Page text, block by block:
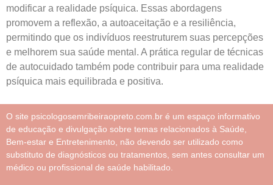
modificar a realidade psíquica. Essas abordagens
promovem a reflexão, a autoaceitação e a resiliência,
permitindo que os indivíduos reestruturem suas percepções
e melhorem sua saúde mental. A prática regular de técnicas
de autocuidado também pode contribuir para uma realidade
psíquica mais equilibrada e positiva.
O site psicologosemribeiraopreto.com.br é um espaço informativo
de educação e divulgação sobre temas relacionados à Saúde,
Bem-estar e Entretenimento, não devendo ser utilizado como
substituto de diagnósticos ou tratamentos, sem antes consultar um
médico ou profissional de saúde habilitado.